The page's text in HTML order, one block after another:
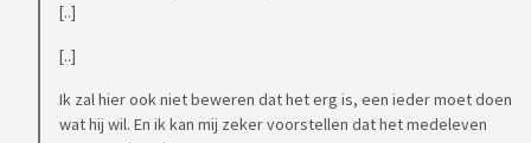
[..]
[..]
Ik zal hier ook niet beweren dat het erg is, een ieder moet doen
wat hij wil. En ik kan mij zeker voorstellen dat het medeleven